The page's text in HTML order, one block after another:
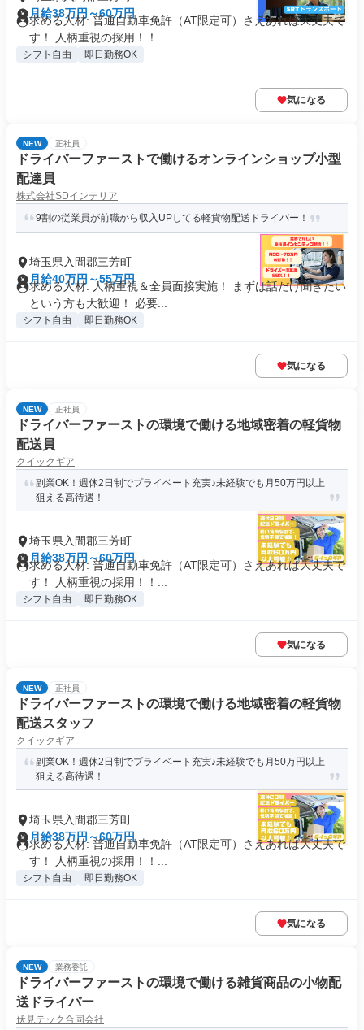
月給38万円～60万円
求める人材: 普通自動車免許（AT限定可）さえあれば大丈夫で
す！ 人柄重視の採用！！...
シフト自由 即日勤務OK
気になる
NEW 正社員
ドライバーファーストで働けるオンラインショップ小型
配達員
株式会社SDインテリア
9割の従業員が前職から収入UPしてる軽貨物配送ドライバー！
埼玉県入間郡三芳町
月給40万円～55万円
求める人材: 人柄重視＆全員面接実施！ まずは話だけ聞きたい
という方も大歓迎！ 必要...
シフト自由 即日勤務OK
気になる
NEW 正社員
ドライバーファーストの環境で働ける地域密着の軽貨物
配送員
クイックギア
副業OK！週休2日制でプライベート充実♪未経験でも月50万円以上
狙える高待遇！
埼玉県入間郡三芳町
月給38万円～60万円
求める人材: 普通自動車免許（AT限定可）さえあれば大丈夫で
す！ 人柄重視の採用！！...
シフト自由 即日勤務OK
気になる
NEW 正社員
ドライバーファーストの環境で働ける地域密着の軽貨物
配送スタッフ
クイックギア
副業OK！週休2日制でプライベート充実♪未経験でも月50万円以上
狙える高待遇！
埼玉県入間郡三芳町
月給38万円～60万円
求める人材: 普通自動車免許（AT限定可）さえあれば大丈夫で
す！ 人柄重視の採用！！...
シフト自由 即日勤務OK
気になる
NEW 業務委託
ドライバーファーストの環境で働ける雑貨商品の小物配
送ドライバー
伏見テック合同会社